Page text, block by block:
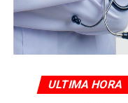
ULTIMA HORA